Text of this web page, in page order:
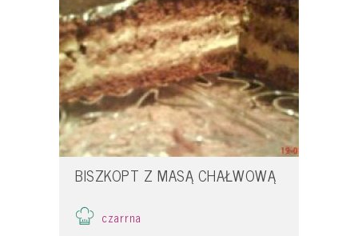
BISZKOPT Z MASĄ CHAŁWOWĄ
czarrna